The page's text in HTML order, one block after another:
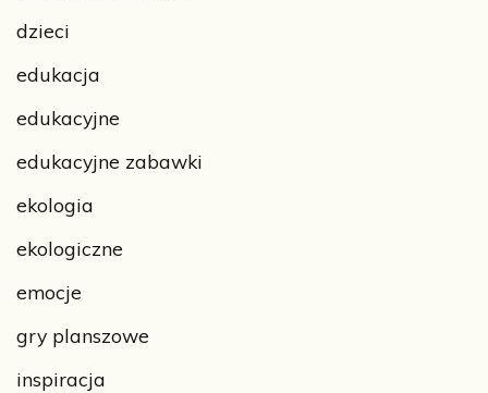
dzieci
edukacja
edukacyjne
edukacyjne zabawki
ekologia
ekologiczne
emocje
gry planszowe
inspiracja